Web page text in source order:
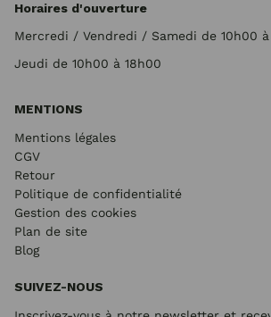
Horaires d'ouverture
Mercredi / Vendredi / Samedi de 10h00 à
Jeudi de 10h00 à 18h00
MENTIONS
Mentions légales
CGV
Retour
Politique de confidentialité
Gestion des cookies
Plan de site
Blog
SUIVEZ-NOUS